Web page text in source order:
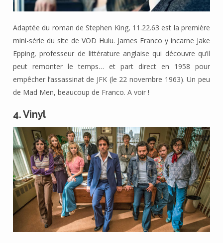
Adaptée du roman de Stephen King, 11.22.63 est la première
mini-série du site de VOD Hulu. James Franco y incarne Jake
Epping, professeur de littérature anglaise qui découvre qu’il
peut remonter le temps… et part direct en 1958 pour
empêcher l’assassinat de JFK (le 22 novembre 1963). Un peu
de Mad Men, beaucoup de Franco. A voir !
4. Vinyl